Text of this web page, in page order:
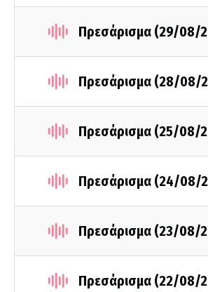
Πρεσάρισμα (29/08/
Πρεσάρισμα (28/08/
Πρεσάρισμα (25/08/
Πρεσάρισμα (24/08/
Πρεσάρισμα (23/08/
Πρεσάρισμα (22/08/